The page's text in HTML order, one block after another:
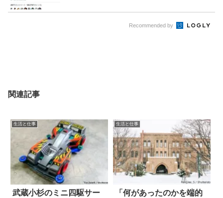
Recommended by
関連記事
生活と仕事
武蔵小杉のミニ四駆サー
生活と仕事
「何があったのかを端的